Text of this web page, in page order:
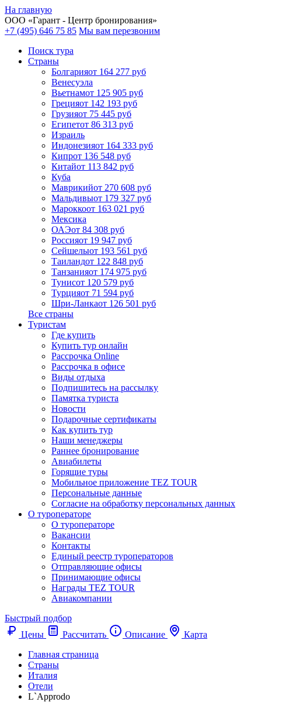
На главную
ООО «Гарант - Центр бронирования»
+7 (495) 646 75 85 Мы вам перезвоним
Поиск тура
Cтраны
Болгарияот 164 277 руб
Венесуэла
Вьетнамот 125 905 руб
Грецияот 142 193 руб
Грузияот 75 445 руб
Египетот 86 313 руб
Израиль
Индонезияот 164 333 руб
Кипрот 136 548 руб
Китайот 113 842 руб
Куба
Маврикийот 270 608 руб
Мальдивыот 179 327 руб
Мароккоот 163 021 руб
Мексика
ОАЭот 84 308 руб
Россияот 19 947 руб
Сейшелыот 193 561 руб
Таиландот 122 848 руб
Танзанияот 174 975 руб
Тунисот 120 579 руб
Турцияот 71 594 руб
Шри-Ланкаот 126 501 руб
Все страны
Туристам
Где купить
Купить тур онлайн
Рассрочка Online
Рассрочка в офисе
Виды отдыха
Подпишитесь на рассылку
Памятка туриста
Новости
Подарочные сертификаты
Как купить тур
Наши менеджеры
Раннее бронирование
Авиабилеты
Горящие туры
Мобильное приложение TEZ TOUR
Персональные данные
Согласие на обработку персональных данных
О туроператоре
О туроператоре
Вакансии
Контакты
Единый реестр туроператоров
Отправляющие офисы
Принимающие офисы
Награды TEZ TOUR
Авиакомпании
Быстрый подбор
Цены
Рассчитать Описание
Карта
Главная страница
Cтраны
Италия
Отели
L`Approdo